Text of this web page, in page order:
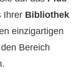
Ihrer Bibliothek
einzigartigen
Bereich